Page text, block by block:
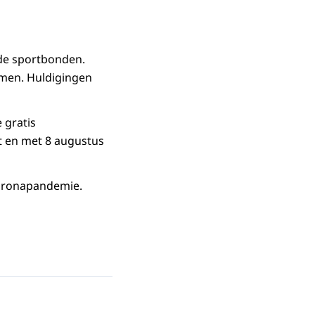
sportbonden.
Huldigingen
gratis
met 8 augustus